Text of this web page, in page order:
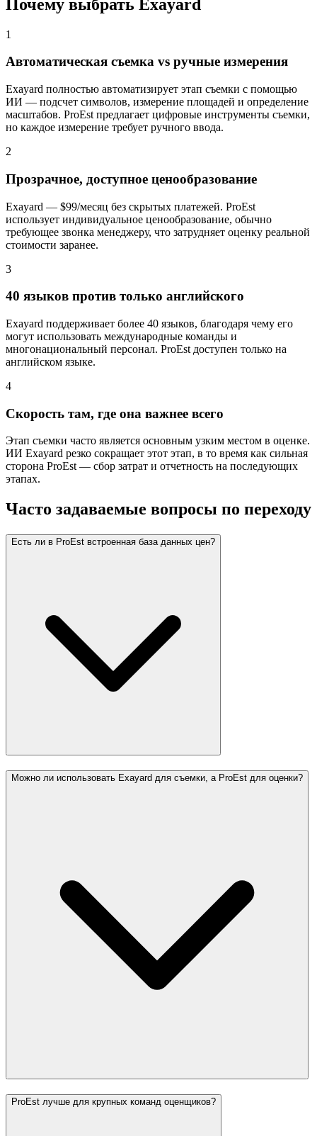
Почему выбрать Exayard
1
Автоматическая съемка vs ручные измерения
Exayard полностью автоматизирует этап съемки с помощью
ИИ — подсчет символов, измерение площадей и определение
масштабов. ProEst предлагает цифровые инструменты съемки,
но каждое измерение требует ручного ввода.
2
Прозрачное, доступное ценообразование
Exayard — $99/месяц без скрытых платежей. ProEst
использует индивидуальное ценообразование, обычно
требующее звонка менеджеру, что затрудняет оценку реальной
стоимости заранее.
3
40 языков против только английского
Exayard поддерживает более 40 языков, благодаря чему его
могут использовать международные команды и
многонациональный персонал. ProEst доступен только на
английском языке.
4
Скорость там, где она важнее всего
Этап съемки часто является основным узким местом в оценке.
ИИ Exayard резко сокращает этот этап, в то время как сильная
сторона ProEst — сбор затрат и отчетность на последующих
этапах.
Часто задаваемые вопросы по переходу
Есть ли в ProEst встроенная база данных цен?
Можно ли использовать Exayard для съемки, а ProEst для оценки?
ProEst лучше для крупных команд оценщиков?